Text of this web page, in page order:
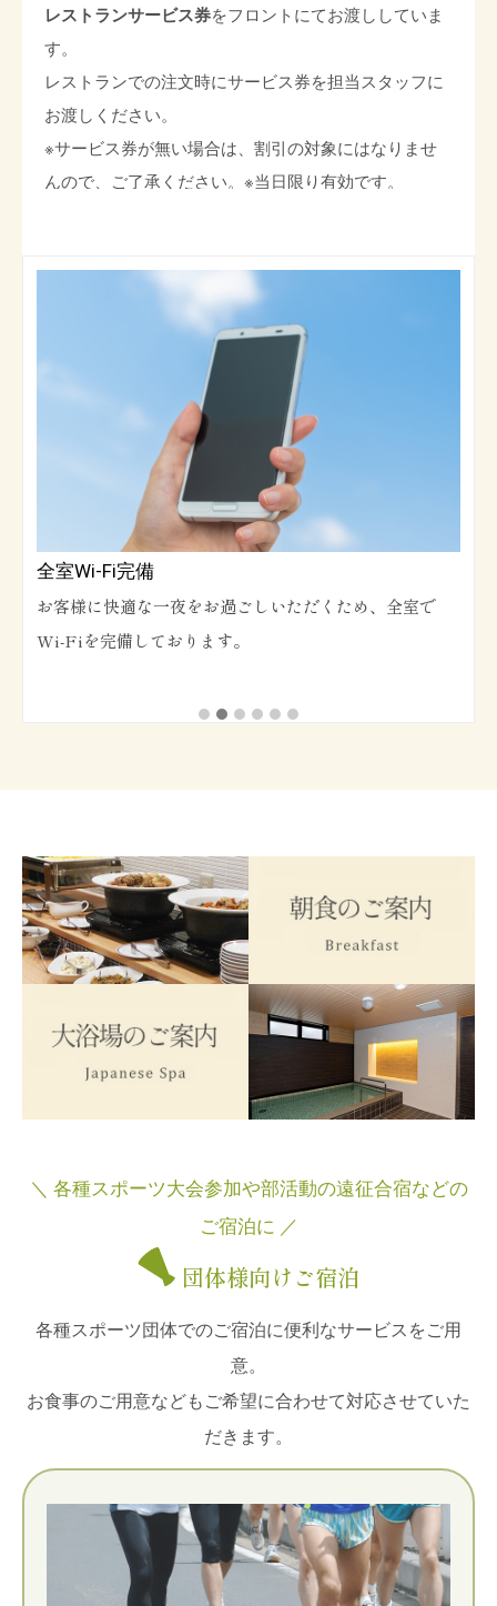
レストランサービス券をフロントにてお渡ししていま
す。
レストランでの注文時にサービス券を担当スタッフに
お渡しください。
※サービス券が無い場合は、割引の対象にはなりませ
んので、ご了承ください。※当日限り有効です。
全室Wi-Fi完備
お客様に快適な一夜をお過ごしいただくため、全室で
Wi-Fiを完備しております。
＼ 各種スポーツ大会参加や部活動の遠征合宿などの
ご宿泊に ／
団体様向けご宿泊
各種スポーツ団体でのご宿泊に便利なサービスをご用
意。
お食事のご用意などもご希望に合わせて対応させていた
だきます。